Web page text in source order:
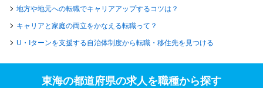
地方や地元への転職でキャリアアップするコツは？
キャリアと家庭の両立をかなえる転職って？
U・Iターンを支援する自治体制度から転職・移住先を見つける
東海の都道府県の求人を職種から探す